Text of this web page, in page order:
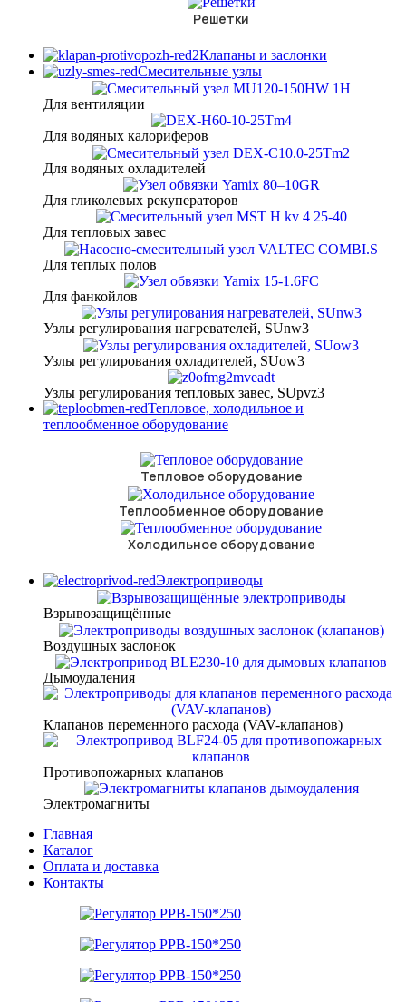
Решетки
Клапаны и заслонки
Смесительные узлы
Для вентиляции
Для водяных калориферов
Для водяных охладителей
Для гликолевых рекуператоров
Для тепловых завес
Для теплых полов
Для фанкойлов
Узлы регулирования нагревателей, SUnw3
Узлы регулирования охладителей, SUow3
Узлы регулирования тепловых завес, SUpvz3
Тепловое, холодильное и
теплообменное оборудование
Тепловое оборудование
Теплообменное оборудование
Холодильное оборудование
Электроприводы
Взрывозащищённые
Воздушных заслонок
Дымоудаления
Клапанов переменного расхода (VAV-клапанов)
Противопожарных клапанов
Электромагниты
Главная
Каталог
Оплата и доставка
Контакты